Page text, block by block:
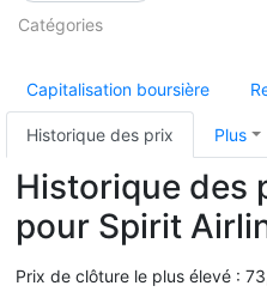
Catégories
Capitalisation boursière
Historique des prix Plus
Historique des
pour Spirit
Prix de clôture le plus élevé :